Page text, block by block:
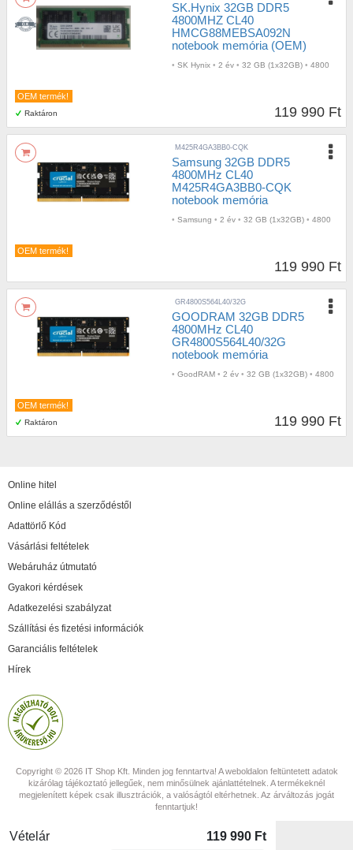
OEM termék!
Raktáron
SK.Hynix 32GB DDR5
4800MHZ CL40
HMCG88MEBSA092N
notebook memória (OEM)
• SK Hynix • 2 év • 32 GB (1x32GB) • 4800
119 990 Ft
OEM termék!
M425R4GA3BB0-CQK
Samsung 32GB DDR5
4800MHz CL40
M425R4GA3BB0-CQK
notebook memória
• Samsung • 2 év • 32 GB (1x32GB) • 4800
119 990 Ft
OEM termék!
Raktáron
GR4800S564L40/32G
GOODRAM 32GB DDR5
4800MHz CL40
GR4800S564L40/32G
notebook memória
• GoodRAM • 2 év • 32 GB (1x32GB) • 4800
119 990 Ft
Online hitel
Online elállás a szerződéstől
Adattörlő Kód
Vásárlási feltételek
Webáruház útmutató
Gyakori kérdések
Adatkezelési szabályzat
Szállítási és fizetési információk
Garanciális feltételek
Hírek
Copyright © 2026 IT Shop Kft. Minden jog fenntartva! A weboldalon feltüntetett adatok
kizárólag tájékoztató jellegűek, nem minősülnek ajánlattételnek. A termékeknél
megjelenített képek csak illusztrációk, a valóságtól eltérhetnek. Az árváltozás jogát
fenntartjuk!